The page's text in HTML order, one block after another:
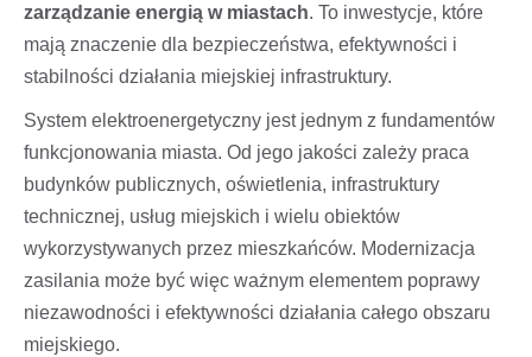
zarządzanie energią w miastach. To inwestycje, które
mają znaczenie dla bezpieczeństwa, efektywności i
stabilności działania miejskiej infrastruktury.
System elektroenergetyczny jest jednym z fundamentów
funkcjonowania miasta. Od jego jakości zależy praca
budynków publicznych, oświetlenia, infrastruktury
technicznej, usług miejskich i wielu obiektów
wykorzystywanych przez mieszkańców. Modernizacja
zasilania może być więc ważnym elementem poprawy
niezawodności i efektywności działania całego obszaru
miejskiego.